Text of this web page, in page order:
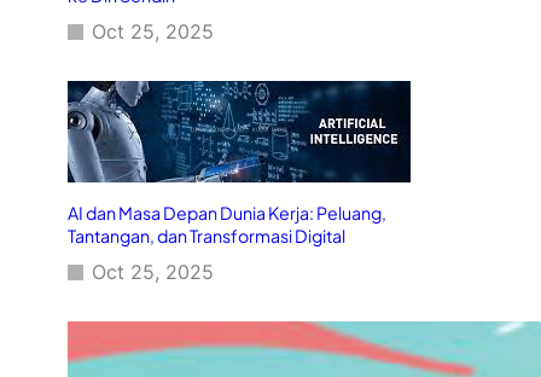
Oct 25, 2025
AI dan Masa Depan Dunia Kerja: Peluang,
Tantangan, dan Transformasi Digital
Oct 25, 2025